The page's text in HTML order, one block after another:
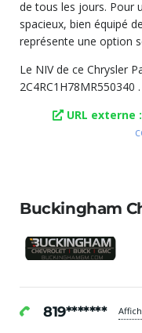
de tous les jours. Pour
spacieux, bien équipé
représente une option
Le NIV de ce Chrysler
2C4RC1H78MR550340 .
URL externe :
Buckingham
819*******